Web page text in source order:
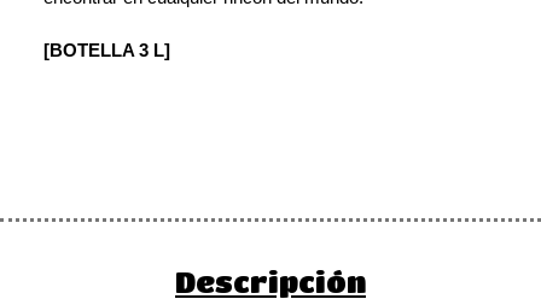
[BOTELLA 3 L]
Descripción